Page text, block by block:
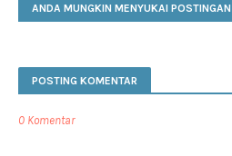
ANDA MUNGKIN MENYUKAI POSTINGAN
POSTING KOMENTAR
0 Komentar